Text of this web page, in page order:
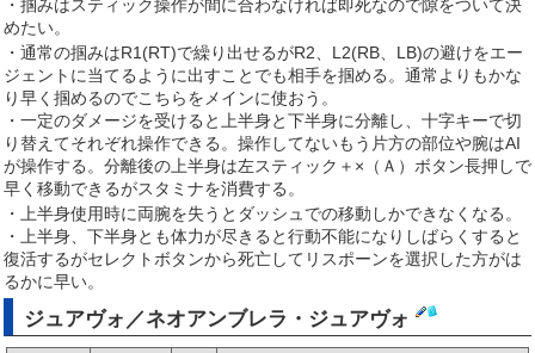
・掴みはスティック操作が間に合わなければ即死なので隙をついて決
めたい。
・通常の掴みはR1(RT)で繰り出せるがR2、L2(RB、LB)の避けをエー
ジェントに当てるように出すことでも相手を掴める。通常よりもかな
り早く掴めるのでこちらをメインに使おう。
・一定のダメージを受けると上半身と下半身に分離し、十字キーで切
り替えてそれぞれ操作できる。操作してないもう片方の部位や腕はAI
が操作する。分離後の上半身は左スティック＋×（Ａ）ボタン長押しで
早く移動できるがスタミナを消費する。
・上半身使用時に両腕を失うとダッシュでの移動しかできなくなる。
・上半身、下半身とも体力が尽きると行動不能になりしばらくすると
復活するがセレクトボタンから死亡してリスポーンを選択した方がは
るかに早い。
ジュアヴォ／ネオアンブレラ・ジュアヴォ